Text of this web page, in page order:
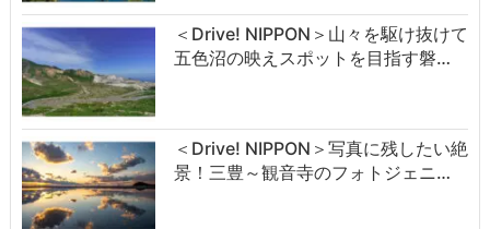
＜Drive! NIPPON＞山々を駆け抜けて
五色沼の映えスポットを目指す磐…
＜Drive! NIPPON＞写真に残したい絶
景！三豊～観音寺のフォトジェニ…